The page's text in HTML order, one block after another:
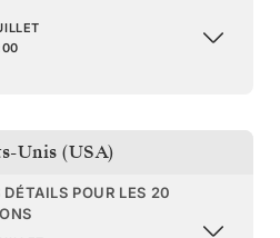
Unis (USA)
DÉTAILS POUR LES 20